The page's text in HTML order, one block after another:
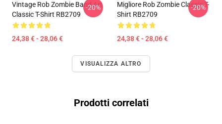
Vintage Rob Zombie Band Art
Classic T-Shirt RB2709
24,38 € - 28,06 €
-20%
Migliore Rob Zombie Classic T-
Shirt RB2709
24,38 € - 28,06 €
-20%
VISUALIZZA ALTRO
Prodotti correlati